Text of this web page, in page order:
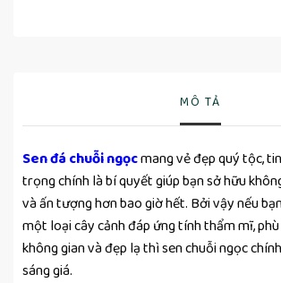
MÔ TẢ
Sen đá chuỗi ngọcmang vẻ đẹp quý tộc,
trọng chính là bí quyết giúp bạn sở hữu
và ấn tượng hơn bao giờ hết. Bởi vậy nếu
một loại cây cảnh đáp ứng tính thẩm mĩ,
không gian và đẹp lạ thì sen chuỗi ngọc
sáng giá.